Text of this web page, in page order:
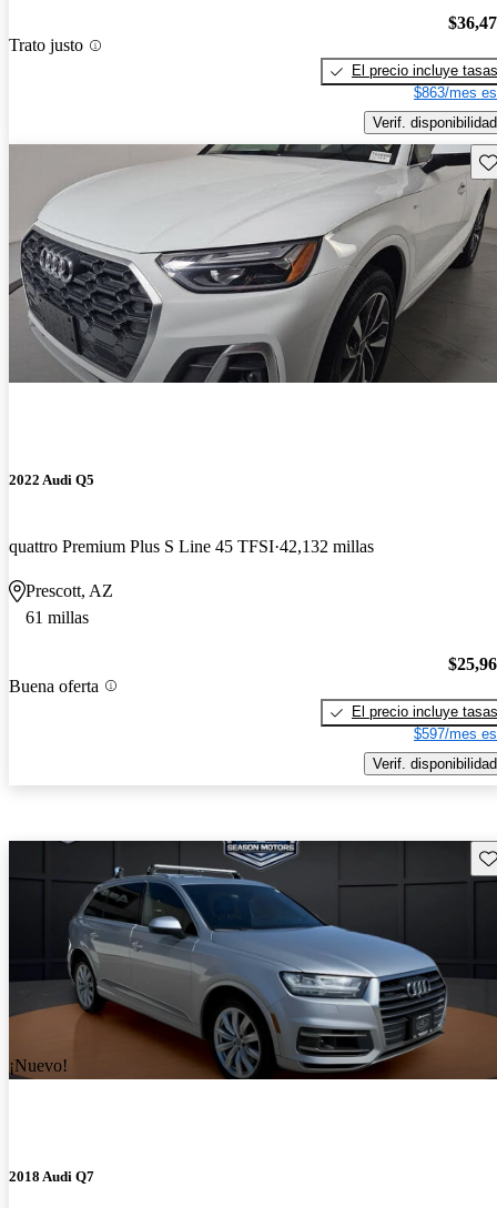
Trato justo
El precio incluye tasas
$863/mes
Verif. disponibilidad
2022 Audi Q5
quattro Premium Plus S Line 45 TFSI 42,132 millas
Prescott, AZ
61 millas
Buena oferta
El precio incluye tasas
$597/mes
Verif. disponibilidad
¡Nuevo!
2018 Audi Q7